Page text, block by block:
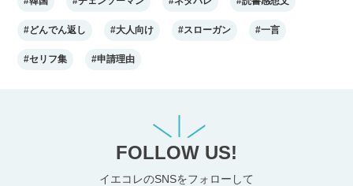
#どんでん返し #大人向け #スローガン #一言
#セリフ集 #申請理由
FOLLOW US!
イエコレのSNSをフォローして